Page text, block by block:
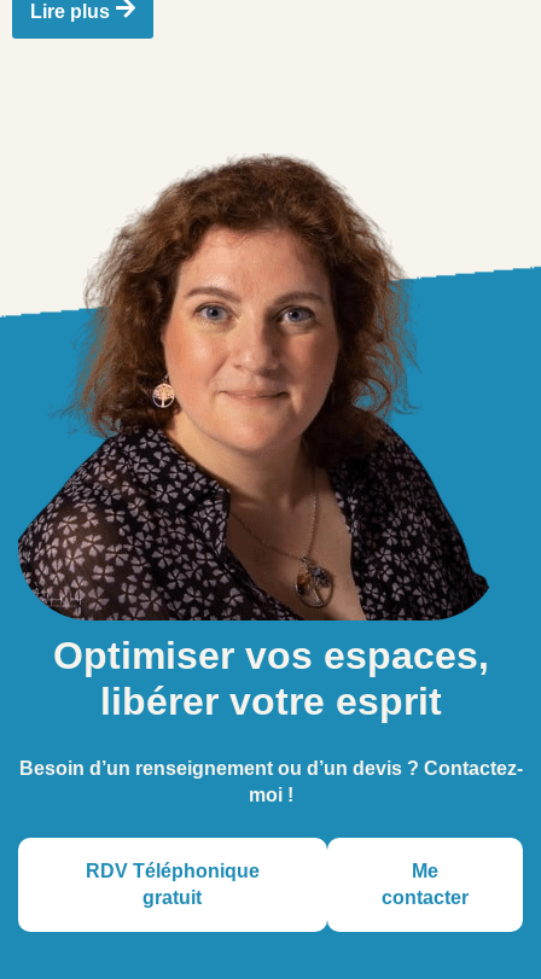
Lire plus
Optimiser vos espaces,
libérer votre esprit
Besoin d’un renseignement ou d’un devis ? Contactez-
moi !
RDV Téléphonique
gratuit
Me
contacter